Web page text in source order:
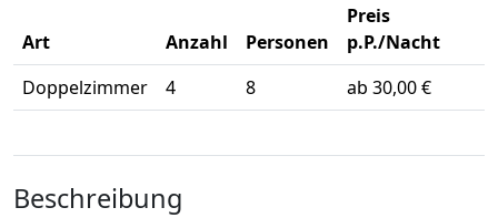
Art Anzahl Personen
Preis
p.P./Nacht
Doppelzimmer
4 8 ab 30,00 €
Beschreibung